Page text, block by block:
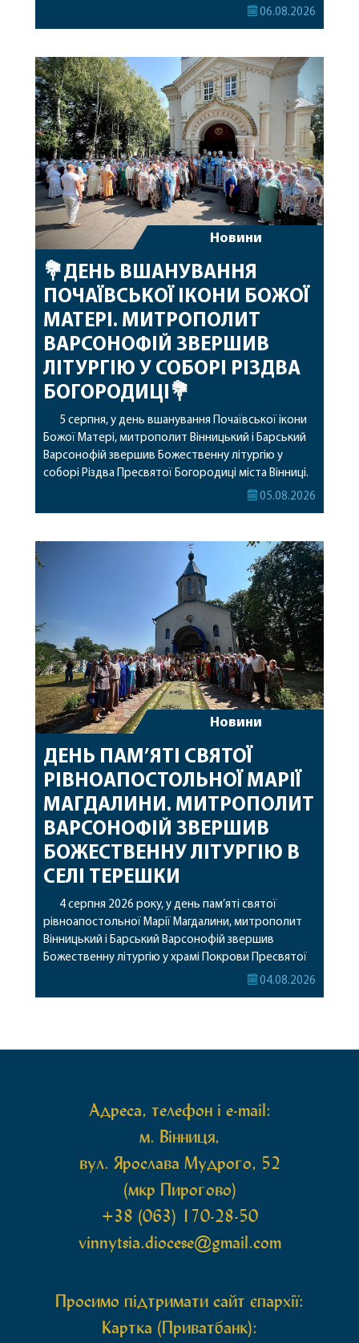
секретар Єпархіальної Ради від імені членів Ради
побажавши йому міцного здоров’я, Божої
допомоги, миру, духовної радості та
благословенних успіхів у подальшому
архіпастирському служінні. […]
06.08.2026
Новини
💐ДЕНЬ ВШАНУВАННЯ
ПОЧАЇВСЬКОЇ ІКОНИ БОЖОЇ
МАТЕРІ. МИТРОПОЛИТ
ВАРСОНОФІЙ ЗВЕРШИВ
ЛІТУРГІЮ У СОБОРІ РІЗДВА
БОГОРОДИЦІ💐
5 серпня, у день вшанування Почаївської ікони
Божої Матері, митрополит Вінницький і Барський
Варсонофій звершив Божественну літургію у
соборі Різдва Пресвятої Богородиці міста Вінниці.
Його Високопреосвященству співслужили
священному сані. Під час богослужіння підносилися
особливі молитви за мир в Україні, за воїнів, які
05.08.2026
Новини
ДЕНЬ ПАМ’ЯТІ СВЯТОЇ
РІВНОАПОСТОЛЬНОЇ МАРІЇ
МАГДАЛИНИ. МИТРОПОЛИТ
ВАРСОНОФІЙ ЗВЕРШИВ
БОЖЕСТВЕННУ ЛІТУРГІЮ В
СЕЛІ ТЕРЕШКИ
4 серпня 2026 року, у день пам’яті святої
рівноапостольної Марії Магдалини, митрополит
Вінницький і Барський Варсонофій звершив
Божественну літургію у храмі Покрови Пресвятої
Богородиці села Терешки Барського благочиння.
04.08.2026
Адреса, телефон і e-mail:
м. Вінниця,
вул. Ярослава Мудрого, 52
(мкр Пирогово)
+38 (063) 170-28-50
vinnytsia.diocese@gmail.com
Просимо підтримати сайт єпархії:
Картка (Приватбанк):